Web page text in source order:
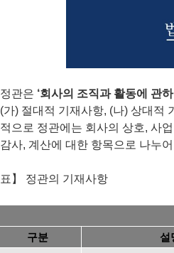
정관은 ‘회사의 조직과 활동에 관
(가) 절대적 기재사항, (나) 상대적
적으로 정관에는 회사의 상호, 사
감사, 계산에 대한 항목으로 나누
표】 정관의 기재사항
구분
설